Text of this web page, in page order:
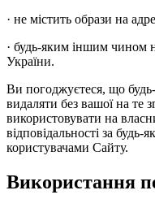
· не містить образи на
· будь-яким іншим чином
України.
Ви погоджуєтеся, що
видаляти без вашої на те
використовувати на
відповідальності за
користувачами Сайту.
Використання